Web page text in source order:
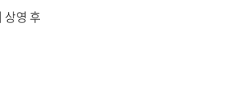
상영 후